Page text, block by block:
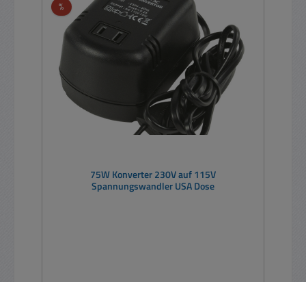
%Rabatt
75W Konverter 230V auf 115V
Spannungswandler USA Dose